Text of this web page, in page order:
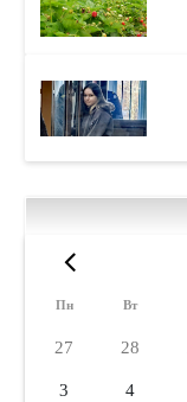
Пн Вт
27 28
3 4